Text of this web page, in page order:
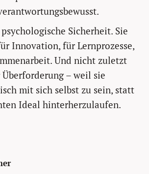
Sicherheit. Sie
Innovation, für Lernprozesse,
Und nicht zuletzt
– weil sie
mit sich selbst zu sein, statt
Ideal hinterherzulaufen.